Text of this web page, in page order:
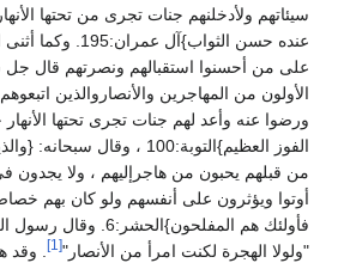
سيئاتهم ولأدخلنهم جنات تجرى من تحتها
عنده حسن الثواب}آل
على من أحسنوا استقبالهم ونصرتهم قال جل
الأولون من المهاجرين والأنصاروالذين
ورضوا عنه وأعد لهم جنات تجرى تحتها الأنهار
الفوز العظيم}التوبة:100 ، وقال
من قبلهم يحبون من هاجرإليهم ، ولا
أوتوا ويؤثرون على أنفسهم ولو كان بهم
فأولئك هم
"ولولا الهجرة لكنت امرأ من الأنصار"[1]
. وقد